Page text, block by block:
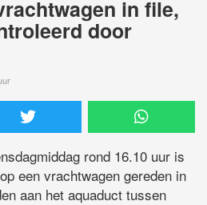
in file,
door
rond 16.10 uur is
een vrachtwagen gereden in
aan het aquaduct tussen